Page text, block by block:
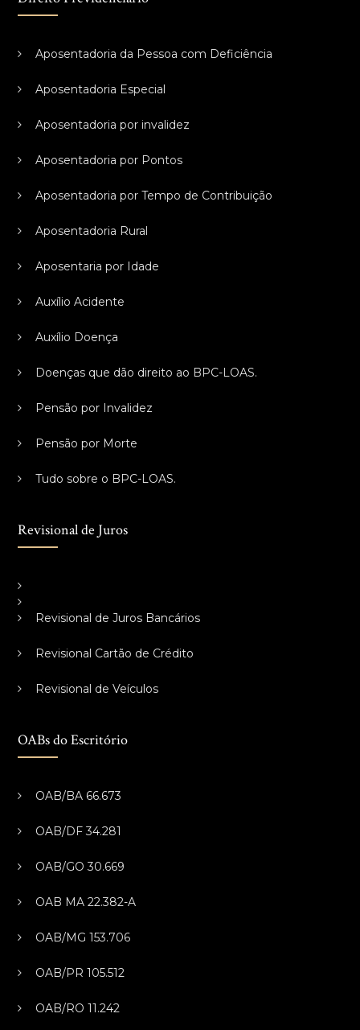
Aposentadoria da Pessoa com Deficiência
Aposentadoria Especial
Aposentadoria por invalidez
Aposentadoria por Pontos
Aposentadoria por Tempo de Contribuição
Aposentadoria Rural
Aposentaria por Idade
Auxílio Acidente
Auxílio Doença
Doenças que dão direito ao BPC-LOAS.
Pensão por Invalidez
Pensão por Morte
Tudo sobre o BPC-LOAS.
Revisional de Juros
Revisional de Juros Bancários
Revisional Cartão de Crédito
Revisional de Veículos
OABs do Escritório
OAB/BA 66.673
OAB/DF 34.281
OAB/GO 30.669
OAB MA 22.382-A
OAB/MG 153.706
OAB/PR 105.512
OAB/RO 11.242